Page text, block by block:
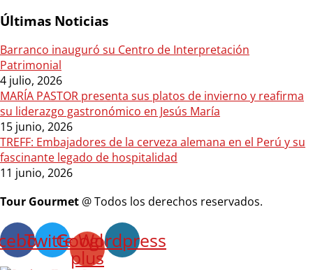
Últimas Noticias
Barranco inauguró su Centro de Interpretación
Patrimonial
4 julio, 2026
MARÍA PASTOR presenta sus platos de invierno y reafirma
su liderazgo gastronómico en Jesús María
15 junio, 2026
TREFF: Embajadores de la cerveza alemana en el Perú y su
fascinante legado de hospitalidad
11 junio, 2026
Tour Gourmet @ Todos los derechos reservados.
TwitterGoogle-
plus
Wordpress